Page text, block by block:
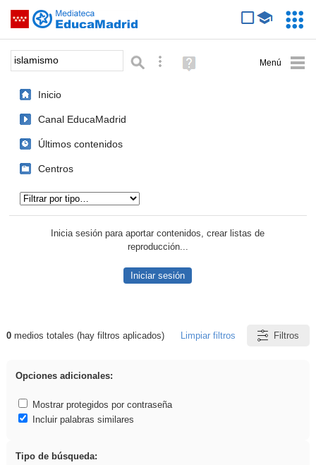
Saltar navegación
Palabra o frase: Búsqueda avanzada
Ayuda
(en
Inicio
Canal EducaMadrid
Últimos contenidos
Centros
Inicia sesión para aportar contenidos, crear listas de
reproducción...
Iniciar sesión
Resultados de: islamismo
0medios totales (hay filtros aplicados) Limpiar filtros Filtros
Opciones adicionales:
Mostrar protegidos por contraseña
Incluir palabras similares
Tipo de búsqueda: